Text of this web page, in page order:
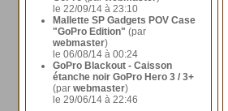
le 22/09/14 à 23:10
Mallette SP Gadgets POV Case
"GoPro Edition" (par
webmaster)
le 06/08/14 à 00:24
GoPro Blackout - Caisson
étanche noir GoPro Hero 3 / 3+
(par webmaster)
le 29/06/14 à 22:46